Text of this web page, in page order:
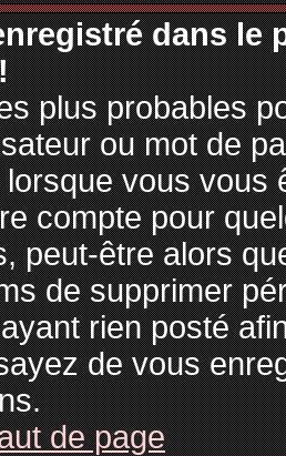
dans le
plus probables
ou mot de
vous vous
compte pour
peut-être alors
de supprimer
rien posté
de vous
de page